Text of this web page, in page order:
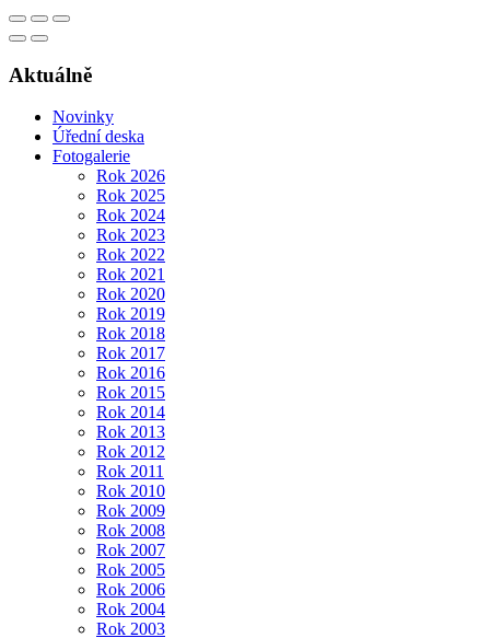
Aktuálně
Novinky
Úřední deska
Fotogalerie
Rok 2026
Rok 2025
Rok 2024
Rok 2023
Rok 2022
Rok 2021
Rok 2020
Rok 2019
Rok 2018
Rok 2017
Rok 2016
Rok 2015
Rok 2014
Rok 2013
Rok 2012
Rok 2011
Rok 2010
Rok 2009
Rok 2008
Rok 2007
Rok 2005
Rok 2006
Rok 2004
Rok 2003